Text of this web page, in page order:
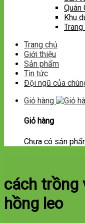
Quán
Khu
Trang chủ
Giới thiệu
Sản phẩm
Tin tức
Đội ngũ của
Giỏ hàng
Giỏ hàng
Chưa có sản
cách trồng
hồng leo